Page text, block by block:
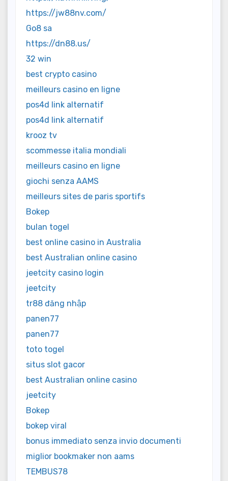
https://jw88nv.com/
Go8 sa
https://dn88.us/
32 win
best crypto casino
meilleurs casino en ligne
pos4d link alternatif
pos4d link alternatif
krooz tv
scommesse italia mondiali
meilleurs casino en ligne
giochi senza AAMS
meilleurs sites de paris sportifs
Bokep
bulan togel
best online casino in Australia
best Australian online casino
jeetcity casino login
jeetcity
tr88 đăng nhập
panen77
panen77
toto togel
situs slot gacor
best Australian online casino
jeetcity
Bokep
bokep viral
bonus immediato senza invio documenti
miglior bookmaker non aams
TEMBUS78